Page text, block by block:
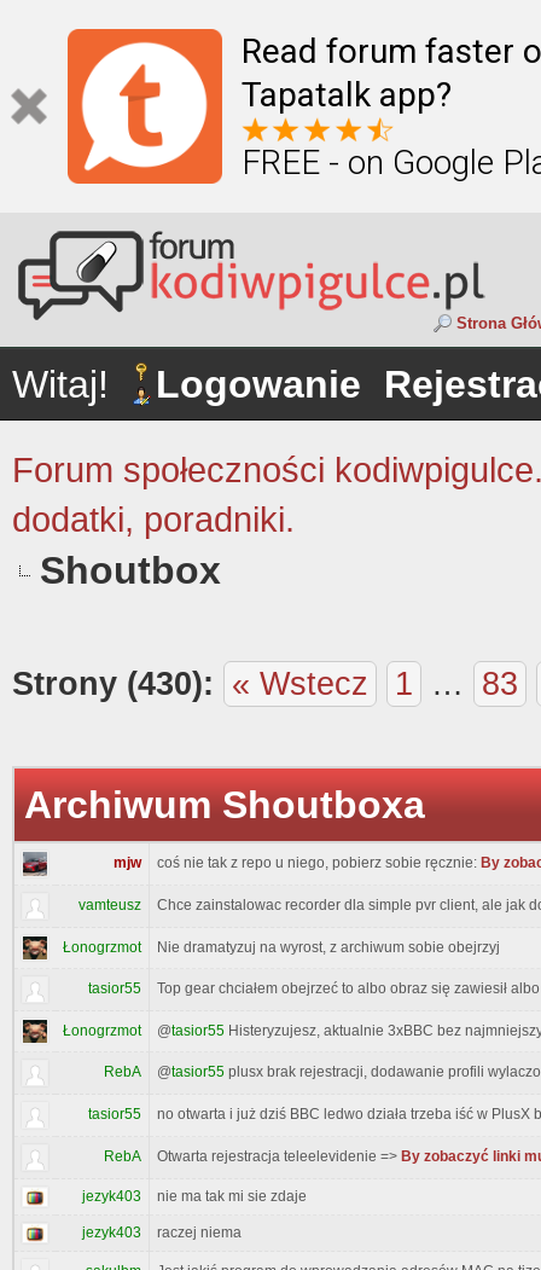
Read forum faster
Tapatalk app?
FREE - on Google
Strona
Witaj! Logowanie
Forum społeczności
dodatki, poradniki.
Shoutbox
Strony (430): « Wstecz 1 … 83
Archiwum Shoutboxa
mjw coś nie tak z repo u niego, pobierz sobie ręcznie: By
vamteusz Chce zainstalowac recorder dla simple pvr client, ale jak
Łonogrzmot Nie dramatyzuj na wyrost, z archiwum sobie obejrzyj
tasior55 Top gear chciałem obejrzeć to albo obraz się zawiesił albo
Łonogrzmot @tasior55 Histeryzujesz, aktualnie 3xBBC bez
RebA @tasior55 plusx brak rejestracji, dodawanie profili
tasior55 no otwarta i już dziś BBC ledwo działa trzeba iść w
RebA Otwarta rejestracja teleelevidenie => By zobaczyć linki
jezyk403 nie ma tak mi sie zdaje
jezyk403 raczej niema